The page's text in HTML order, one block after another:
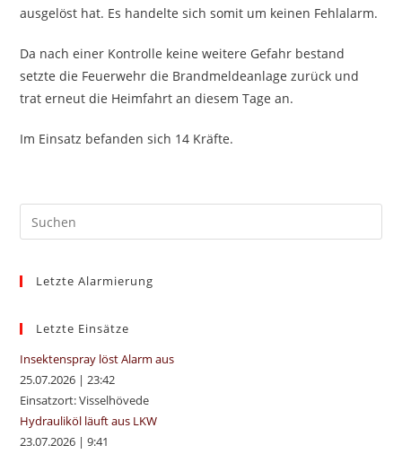
ausgelöst hat. Es handelte sich somit um keinen Fehlalarm.
Da nach einer Kontrolle keine weitere Gefahr bestand
setzte die Feuerwehr die Brandmeldeanlage zurück und
trat erneut die Heimfahrt an diesem Tage an.
Im Einsatz befanden sich 14 Kräfte.
Letzte Alarmierung
Letzte Einsätze
Insektenspray löst Alarm aus
25.07.2026 |23:42
Einsatzort: Visselhövede
Hydrauliköl läuft aus LKW
23.07.2026 |9:41